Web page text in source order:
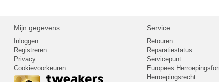
Mijn gegevens
Inloggen
Registreren
Privacy
Cookievoorkeuren
Service
Retouren
Reparatiestatus
Servicepunt
Europees
Herroepingsrecht